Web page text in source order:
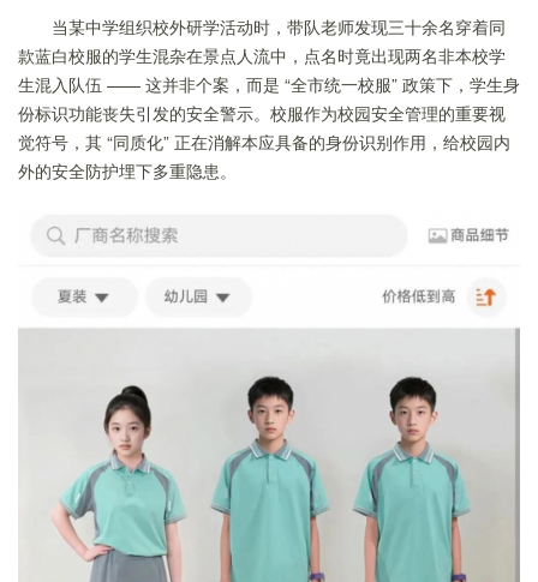
当某中学组织校外研学活动时，带队老师发现三十余名穿着同
款蓝白校服的学生混杂在景点人流中，点名时竟出现两名非本校学
生混入队伍 —— 这并非个案，而是 “全市统一校服” 政策下，学生身
份标识功能丧失引发的安全警示。校服作为校园安全管理的重要视
觉符号，其 “同质化” 正在消解本应具备的身份识别作用，给校园内
外的安全防护埋下多重隐患。